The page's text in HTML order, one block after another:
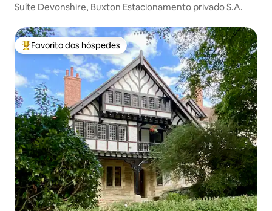
Suíte Devonshire, Buxton Estacionamento privado S.A.
Favoritos dos hóspedes mais apreciados
Favorito dos hóspedes